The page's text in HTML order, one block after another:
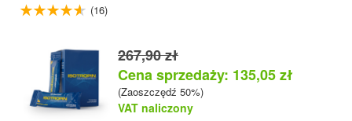
(16)
267,90 zł
Cena sprzedaży: 135,05 zł
(Zaoszczędź 50%)
VAT naliczony